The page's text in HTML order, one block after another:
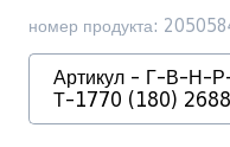
номер продукта:
Артикул - Г-В-Н-
Т-1770 (180)